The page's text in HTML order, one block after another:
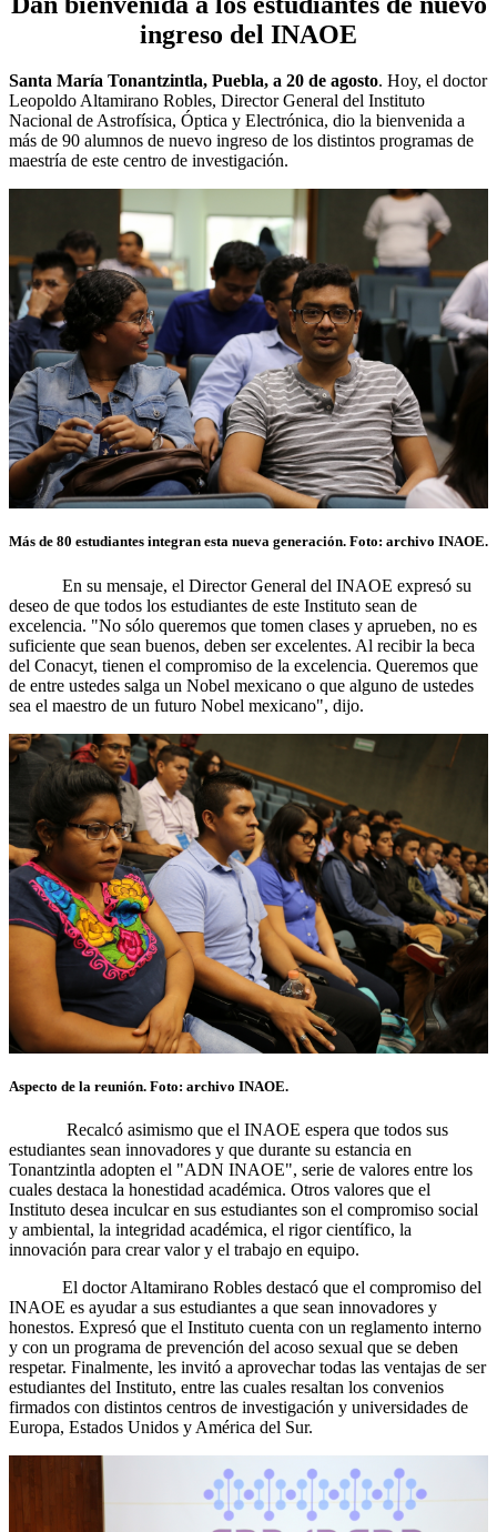
ingreso del INAOE
Santa María Tonantzintla, Puebla, a 20 de agosto. Hoy, el doctor
Leopoldo Altamirano Robles, Director General del Instituto
Nacional de Astrofísica, Óptica y Electrónica, dio la bienvenida a
más de 90 alumnos de nuevo ingreso de los distintos programas de
maestría de este centro de investigación.
Más de 80 estudiantes integran esta nueva generación. Foto: archivo INAOE.
En su mensaje, el Director General del INAOE expresó su
deseo de que todos los estudiantes de este Instituto sean de
excelencia. "No sólo queremos que tomen clases y aprueben, no es
suficiente que sean buenos, deben ser excelentes. Al recibir la beca
del Conacyt, tienen el compromiso de la excelencia. Queremos que
de entre ustedes salga un Nobel mexicano o que alguno de ustedes
sea el maestro de un futuro Nobel mexicano", dijo.
Aspecto de la reunión. Foto: archivo INAOE.
Recalcó asimismo que el INAOE espera que todos sus
estudiantes sean innovadores y que durante su estancia en
Tonantzintla adopten el "ADN INAOE", serie de valores entre los
cuales destaca la honestidad académica. Otros valores que el
Instituto desea inculcar en sus estudiantes son el compromiso social
y ambiental, la integridad académica, el rigor científico, la
innovación para crear valor y el trabajo en equipo.
El doctor Altamirano Robles destacó que el compromiso del
INAOE es ayudar a sus estudiantes a que sean innovadores y
honestos. Expresó que el Instituto cuenta con un reglamento interno
y con un programa de prevención del acoso sexual que se deben
respetar. Finalmente, les invitó a aprovechar todas las ventajas de ser
estudiantes del Instituto, entre las cuales resaltan los convenios
firmados con distintos centros de investigación y universidades de
Europa, Estados Unidos y América del Sur.